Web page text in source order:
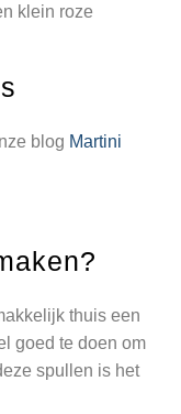
klein roze
blog Martini
thuis een
goed te doen om
spullen is het